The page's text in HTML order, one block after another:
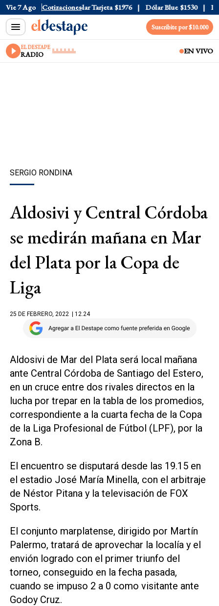
Vie 7 Ago Cotizaciones
Oficial $1520 Dólar Tarjeta $1976 Dólar Blue $1530
Suscribite por $10.000
EL DESTAPE
RADIO EN VIVO
SERGIO RONDINA
Aldosivi y Central Córdoba
se medirán mañana en Mar
del Plata por la Copa de
Liga
25 DE FEBRERO, 2022 | 12.24
Aldosivi de Mar del Plata será local mañana
ante Central Córdoba de Santiago del Estero,
en un cruce entre dos rivales directos en la
lucha por trepar en la tabla de los promedios,
correspondiente a la cuarta fecha de la Copa
de la Liga Profesional de Fútbol (LPF), por la
Zona B.
El encuentro se disputará desde las 19.15 en
el estadio José María Minella, con el arbitraje
de Néstor Pitana y la televisación de FOX
Sports.
El conjunto marplatense, dirigido por Martín
Palermo, tratará de aprovechar la localía y el
envión logrado con el primer triunfo del
torneo, conseguido en la fecha pasada,
cuando se impuso 2 a 0 como visitante ante
Godoy Cruz.